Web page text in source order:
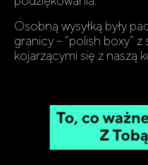
Osobną wysyłką były
granicy – “polish boxy”
kojarzącymi się z naszą